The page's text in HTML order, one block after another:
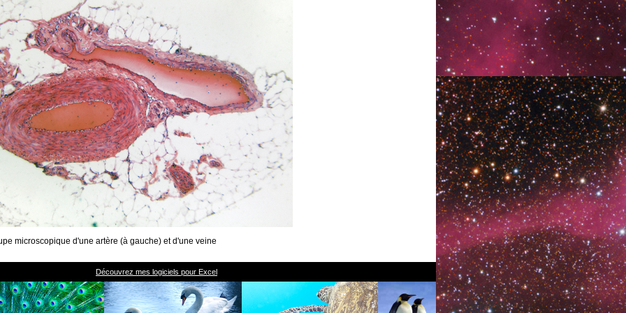
microscopique d'une artère (à gauche) et d'une veine
Découvrez mes logiciels pour Excel